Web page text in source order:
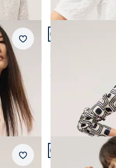
AI
Merkzettel
Artikel 8 von 24.
Baumwollbluse
ab
Merkzettel
Artikel 11 von 24.
Power Stretch